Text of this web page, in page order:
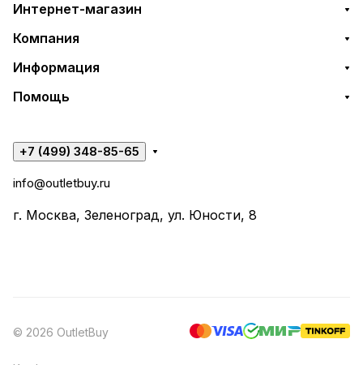
Интернет-магазин
Компания
Информация
Помощь
+7 (499) 348-85-65
info@outletbuy.ru
г. Москва, Зеленоград, ул. Юности, 8
© 2026 OutletBuy